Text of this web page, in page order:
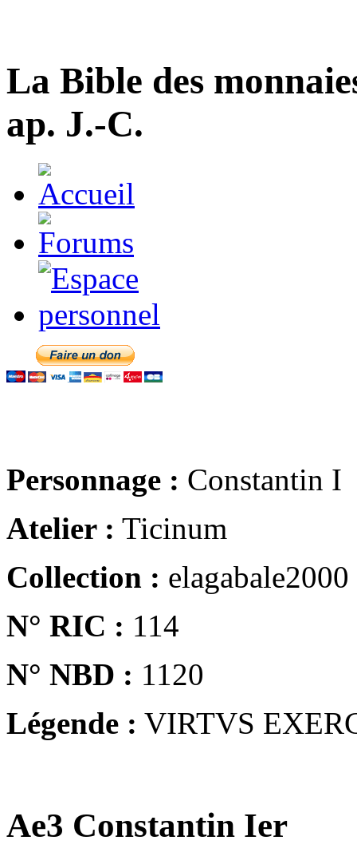
La Bible des
ap. J.-C.
Personnage : Constantin I
Atelier : Ticinum
Collection : elagabale2000
N° RIC : 114
N° NBD : 1120
Légende : VIRTVS
Ae3 Constantin Ier